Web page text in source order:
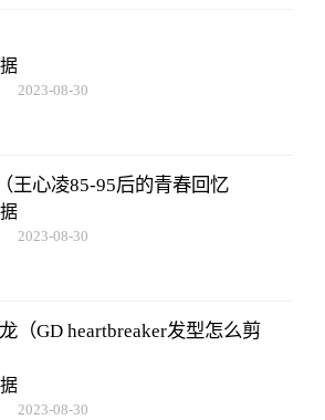
2023-08-30
王心凌85-95后的青春回忆
2023-08-30
（GD heartbreaker发型怎么剪
2023-08-30